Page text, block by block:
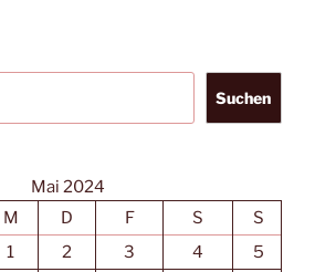
Suchen
Mai 2024
M D F S
S
1
2 3 4
5